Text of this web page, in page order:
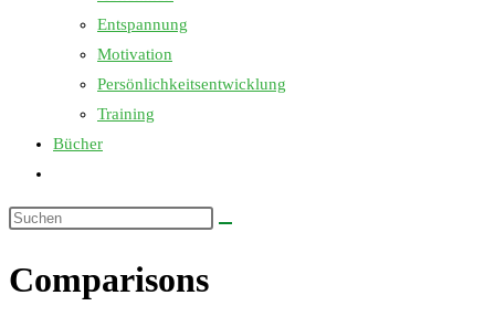
Entspannung
Motivation
Persönlichkeitsentwicklung
Training
Bücher
umschalten
Diese
durchsuchen
Comparisons